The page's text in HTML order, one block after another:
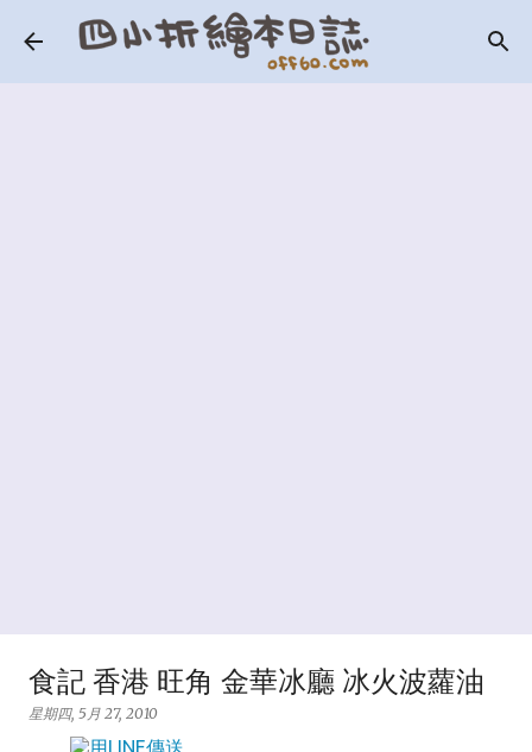
跳到主要內容
食記 香港 旺角 金華冰廳 冰火波蘿油
星期四, 5月 27, 2010